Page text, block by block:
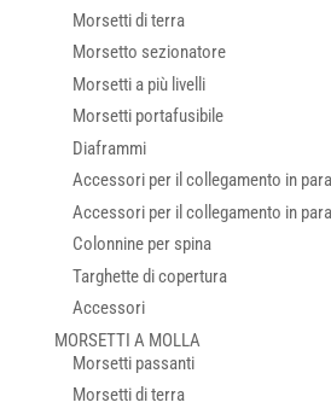
Morsetti di terra
Morsetto sezionatore
Morsetti a più livelli
Morsetti portafusibile
Diaframmi
Accessori per il collegamento in
Accessori per il collegamento in
Colonnine per spina
Targhette di copertura
Accessori
MORSETTI A MOLLA
Morsetti passanti
Morsetti di terra